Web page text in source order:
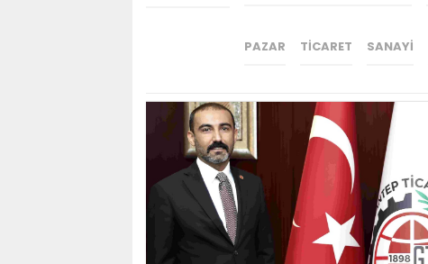
PAZAR TICARET SANAYI